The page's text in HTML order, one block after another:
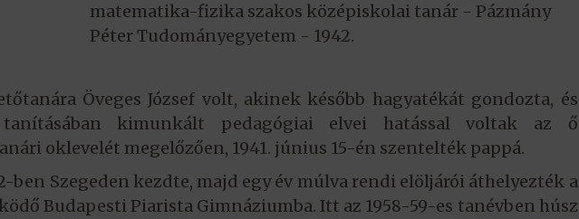
matematika-fizika szakos középiskolai tanár - Pázmány
Péter Tudományegyetem - 1942.
Öveges József volt, akinek később hagyatékát gondozta, és
kimunkált pedagógiai elvei hatással voltak az ő
oklevelét megelőzően, 1941. június 15-én szentelték pappá.
ben Szegeden kezdte, majd egy év múlva rendi elöljárói áthelyezték a
Budapesti Piarista Gimnáziumba. Itt az 1958-59-es tanévben húsz